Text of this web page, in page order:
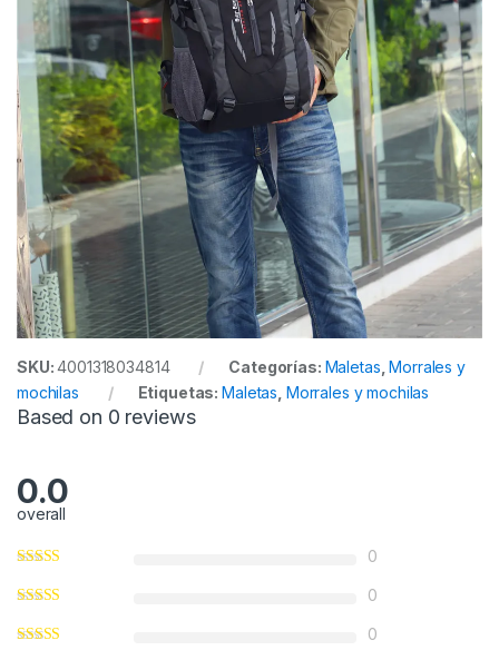
SKU:4001318034814 Categorías: Maletas ,Morrales y
mochilas
Etiquetas:Maletas Morrales y mochilas
Based on 0 reviews
0.0
overall
0
0
0